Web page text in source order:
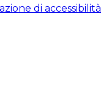
di accessibilità